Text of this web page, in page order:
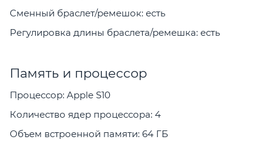
Сменный браслет/ремешок: есть
Регулировка длины браслета/ремешка: есть
Память и процессор
Процессор: Apple S10
Количество ядер процессора: 4
Объем встроенной памяти: 64 ГБ